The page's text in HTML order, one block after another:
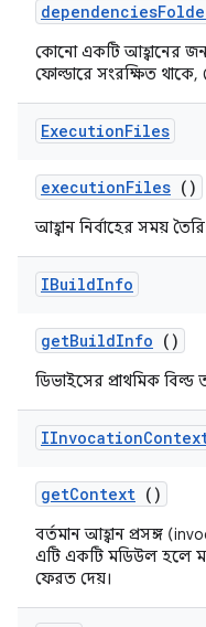
dependencies
কোনো একটি আহ্বানের
ফোল্ডারে সংরক্ষিত থাকে,
ExecutionFiles
executionFiles ()
আহ্বান নির্বাহের সময়
IBuildInfo
getBuildInfo ()
ডিভাইসের প্রাথমিক
IInvocation
getContext ()
বর্তমান আহ্বান প্রসঙ্গ
এটি একটি মডিউল হলে
ফেরত দেয়।